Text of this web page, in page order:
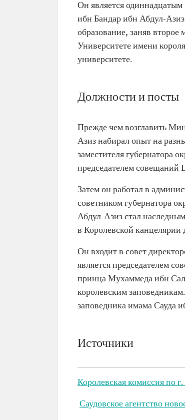
Азиз Аль
Дата рождения
7 августа
Место рождения
город Эр-
Текущая
должность
министр
Он является
ибн Бандар ибн Абдул-
образование, заняв второе
Университете имени
университете.
Должности и посты
Прежде чем возглавить
Азиз набирал опыт на
заместителя губернатора
председателем совещаний
Затем он работал в
советником губернатора
Абдул-Азиз стал
в Королевской
Он входит в совет
является председателем
принца Мухаммеда ибн
королевским
заповедника имама Сауда
Источники
Королевская комиссия по
Саудовское агентство